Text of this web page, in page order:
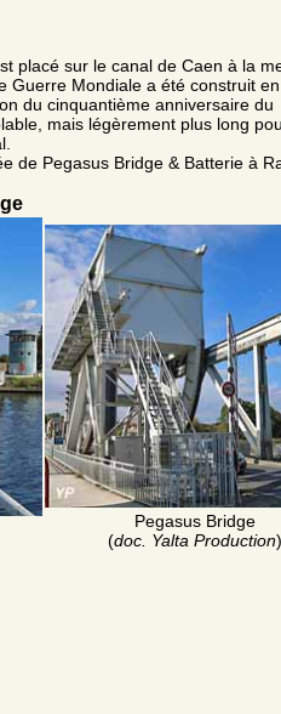
placé sur le canal de Caen à la
Guerre Mondiale a été construit
du cinquantième anniversaire du
mais légèrement plus long
de Pegasus Bridge & Batterie à
Pegasus Bridge
(doc. Yalta Production)